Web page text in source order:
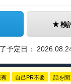
検
予定日：
有 自己PR不要 話を